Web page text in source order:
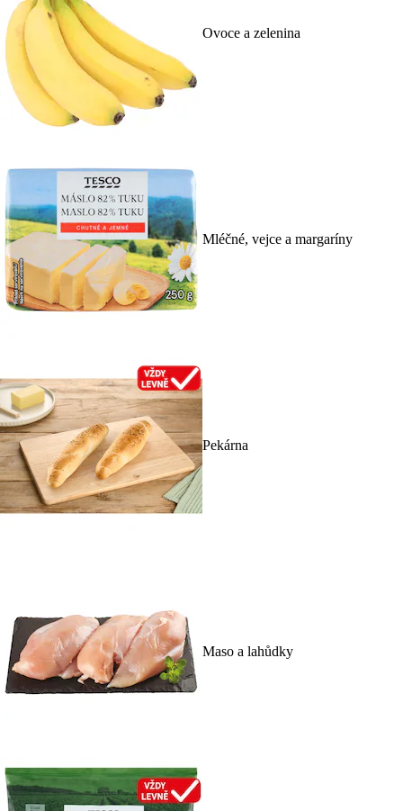
Ovoce a zelenina
Mléčné, vejce a margaríny
Pekárna
Maso a lahůdky